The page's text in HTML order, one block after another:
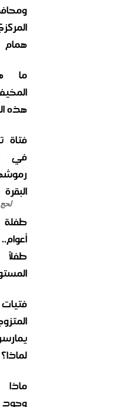
همام
ما
هذه
فتاة
في
البقرة
فتيات
لماذا؟